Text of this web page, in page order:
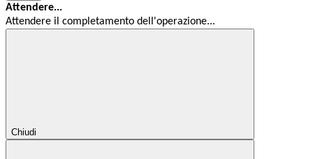
Attendere...
Attendere il completamento dell'operazione...
Chiudi